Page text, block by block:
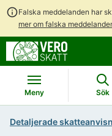
Falska meddelanden har
mer om falska
Meny Sök
Detaljerade